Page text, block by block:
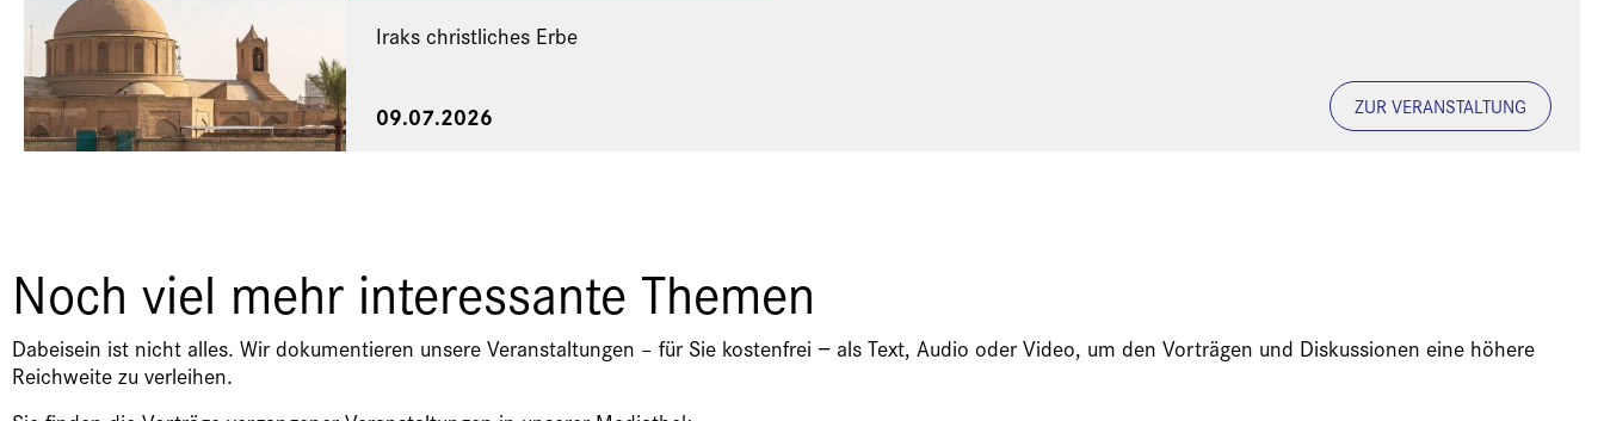
Iraks christliches Erbe
09.07.2026 ZUR VERANSTALTUNG
Noch viel mehr interessante Themen
Dabeisein ist nicht alles. Wir dokumentieren unsere Veranstaltungen – für Sie kostenfrei − als Text, Audio oder Video, um den Vorträgen und Diskussionen eine höhere
Reichweite zu verleihen.